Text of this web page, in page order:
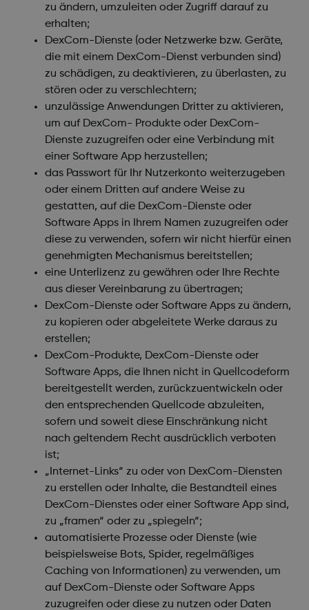
zu ändern, umzuleiten oder Zugriff darauf zu
erhalten;
DexCom-Dienste (oder Netzwerke bzw. Geräte,
die mit einem DexCom-Dienst verbunden sind)
zu schädigen, zu deaktivieren, zu überlasten, zu
stören oder zu verschlechtern;
unzulässige Anwendungen Dritter zu aktivieren,
um auf DexCom- Produkte oder DexCom-
Dienste zuzugreifen oder eine Verbindung mit
einer Software App herzustellen;
das Passwort für Ihr Nutzerkonto weiterzugeben
oder einem Dritten auf andere Weise zu
gestatten, auf die DexCom-Dienste oder
Software Apps in Ihrem Namen zuzugreifen oder
diese zu verwenden, sofern wir nicht hierfür einen
genehmigten Mechanismus bereitstellen;
eine Unterlizenz zu gewähren oder Ihre Rechte
aus dieser Vereinbarung zu übertragen;
DexCom-Dienste oder Software Apps zu ändern,
zu kopieren oder abgeleitete Werke daraus zu
erstellen;
DexCom-Produkte, DexCom-Dienste oder
Software Apps, die Ihnen nicht in Quellcodeform
bereitgestellt werden, zurückzuentwickeln oder
den entsprechenden Quellcode abzuleiten,
sofern und soweit diese Einschränkung nicht
nach geltendem Recht ausdrücklich verboten
ist;
„Internet-Links“ zu oder von DexCom-Diensten
zu erstellen oder Inhalte, die Bestandteil eines
DexCom-Dienstes oder einer Software App sind,
zu „framen“ oder zu „spiegeln“;
automatisierte Prozesse oder Dienste (wie
beispielsweise Bots, Spider, regelmäßiges
Caching von Informationen) zu verwenden, um
auf DexCom-Dienste oder Software Apps
zuzugreifen oder diese zu nutzen oder Daten